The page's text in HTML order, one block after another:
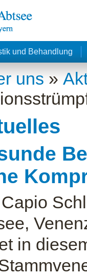
und Behandlung
uns»
in